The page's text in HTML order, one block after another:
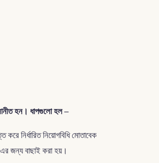
হন। ধাপগুলো হল –
নির্ধারিত নিয়োগবিধি মোতাবেক
এর জন্য বাছাই করা হয়।